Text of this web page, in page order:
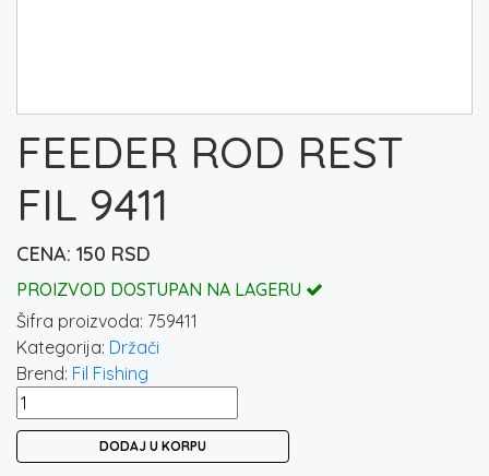
FEEDER ROD REST
FIL 9411
150 RSD
PROIZVOD DOSTUPAN NA LAGERU
Šifra proizvoda: 759411
Kategorija: Držači
Brend: Fil Fishing
FEEDER
ROD
DODAJ U KORPU